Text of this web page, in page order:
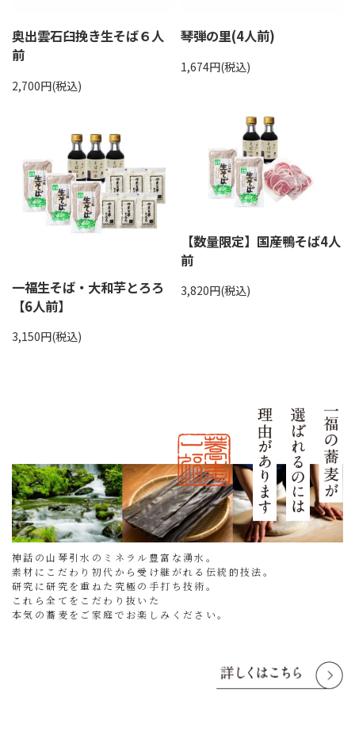
奥出雲石臼挽き生そば６人
前
2,700円(税込)
琴弾の里(4人前)
1,674円(税込)
一福生そば・大和芋とろろ
【6人前】
3,150円(税込)
【数量限定】国産鴨そば4人
前
3,820円(税込)
神話の山琴引水のミネラル豊富な湧水。
素材にこだわり初代から受け継がれる伝統的技法。
研究に研究を重ねた究極の手打ち技術。
これら全てをこだわり抜いた
本気の蕎麦をご家庭でお楽しみください。